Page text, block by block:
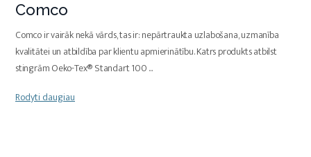
Comco
Comco ir vairāk nekā vārds, tas ir: nepārtraukta uzlabošana, uzmanība
kvalitātei un atbildība par klientu apmierinātību. Katrs produkts atbilst
stingrām Oeko-Tex® Standart 100...
Rodyti daugiau